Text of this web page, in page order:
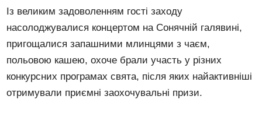
Із великим задоволенням гості заходу
насолоджувалися концертом на Сонячній галявині,
пригощалися запашними млинцями з чаєм,
польовою кашею, охоче брали участь у різних
конкурсних програмах свята, після яких найактивніші
отримували приємні заохочувальні призи.